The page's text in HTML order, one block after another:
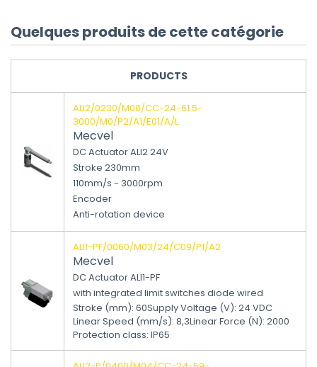
Quelques produits de cette catégorie
PRODUCTS
ALI2/0230/M08/CC-24-61.5-
3000/M0/P2/A1/E01/A/L
Mecvel
DC Actuator ALI2 24V
Stroke 230mm
110mm/s - 3000rpm
Encoder
Anti-rotation device
ALI1-PF/0060/M03/24/C09/P1/A2
Mecvel
DC Actuator ALI1-PF
with integrated limit switches diode wired
Stroke (mm): 60Supply Voltage (V): 24 VDC
Linear Speed (mm/s): 8,3Linear Force (N): 2000
Protection class: IP65